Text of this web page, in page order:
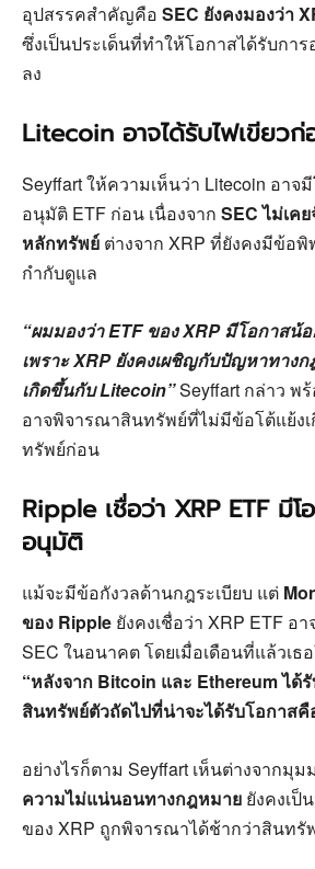
อุปสรรคสำคัญคือ SEC ยังคงมองว่า
ซึ่งเป็นประเด็นที่ทำให้โอกาสได้รับกา
ลง
Litecoin อาจได้รับไฟเขียวก่
Seyffart ให้ความเห็นว่า Litecoin อาจ
อนุมัติ ETF ก่อน เนื่องจาก SEC ไม่เค
หลักทรัพย์ ต่างจาก XRP ที่ยังคงมีข้อ
กำกับดูแล
“ผมมองว่า ETF ของ XRP มีโอกาสน้
เพราะ XRP ยังคงเผชิญกับปัญหาทาง
เกิดขึ้นกับ Litecoin”Seyffart กล่าว พ
อาจพิจารณาสินทรัพย์ที่ไม่มีข้อโต้แย้ง
ทรัพย์ก่อน
Ripple เชื่อว่า XRP ETF มีโ
อนุมัติ
แม้จะมีข้อกังวลด้านกฎระเบียบ แต่
ของ Ripple ยังคงเชื่อว่า XRP ETF อ
SEC ในอนาคต โดยเมื่อเดือนที่แล้วเ
“หลังจาก Bitcoin และ Ethereum ได้
สินทรัพย์ตัวถัดไปที่น่าจะได้รับโอกาสคื
อย่างไรก็ตาม Seyffart เห็นต่างจากมุม
ความไม่แน่นอนทางกฎหมาย ยังคงเป็
ของ XRP ถูกพิจารณาได้ช้ากว่าสินทรั